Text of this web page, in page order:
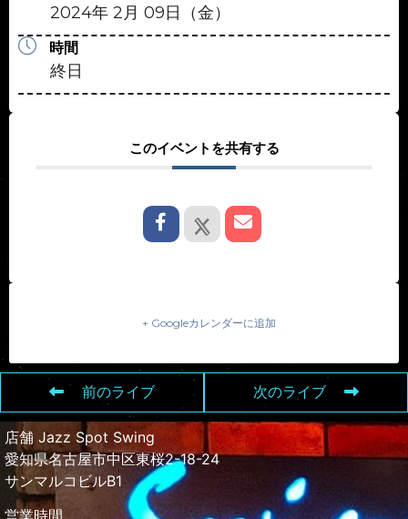
2024年 2月 09日（金）
時間
終日
このイベントを共有する
+ Googleカレンダーに追加
前のライブ 次のライブ
店舗 Jazz Spot Swing
愛知県名古屋市中区東桜2-18-24
サンマルコビルB1